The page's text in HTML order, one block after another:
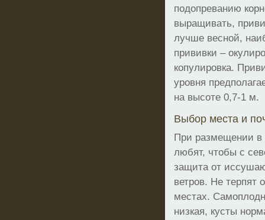
подопреванию
выращивать,
лучше весной,
прививки –
копулировка.
уровня
на высоте 0,7-1 м.
Выбор места и
При размещении в
любят, чтобы с
защита от
ветров. Не терпят
местах.
низкая, кусты